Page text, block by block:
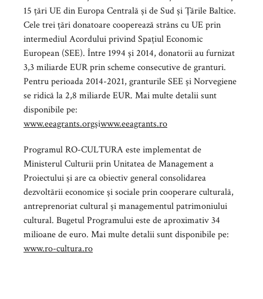
15 țări UE din Europa Centrală și de Sud și Țările Baltice.
Cele trei țări donatoare cooperează strâns cu UE prin
intermediul Acordului privind Spațiul Economic
European (SEE). Între 1994 și 2014, donatorii au furnizat
3,3 miliarde EUR prin scheme consecutive de granturi.
Pentru perioada 2014-2021, granturile SEE și Norvegiene
se ridică la 2,8 miliarde EUR. Mai multe detalii sunt
disponibile pe:
www.eeagrants.orgșiwww.eeagrants.ro
Programul RO-CULTURA este implementat de
Ministerul Culturii prin Unitatea de Management a
Proiectului și are ca obiectiv general consolidarea
dezvoltării economice și sociale prin cooperare culturală,
antreprenoriat cultural și managementul patrimoniului
cultural. Bugetul Programului este de aproximativ 34
milioane de euro. Mai multe detalii sunt disponibile pe:
www.ro-cultura.ro